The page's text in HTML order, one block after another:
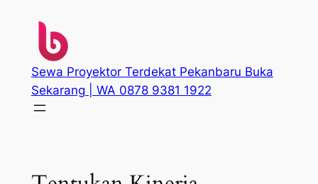
content
Sewa Proyektor Terdekat Pekanbaru Buka
Sekarang | WA 0878 9381 1922